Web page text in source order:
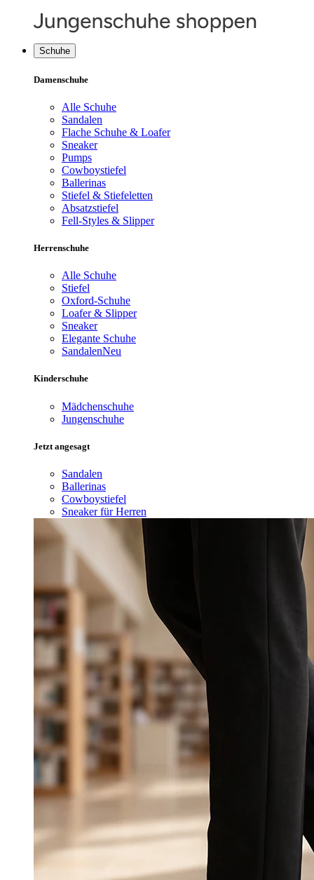
Schuhe
Damenschuhe
Alle Schuhe
Sandalen
Flache Schuhe & Loafer
Sneaker
Pumps
Cowboystiefel
Ballerinas
Stiefel & Stiefeletten
Absatzstiefel
Fell-Styles & Slipper
Herrenschuhe
Alle Schuhe
Stiefel
Oxford-Schuhe
Loafer & Slipper
Sneaker
Elegante Schuhe
SandalenNeu
Kinderschuhe
Mädchenschuhe
Jungenschuhe
Jetzt angesagt
Sandalen
Ballerinas
Cowboystiefel
Sneaker für Herren